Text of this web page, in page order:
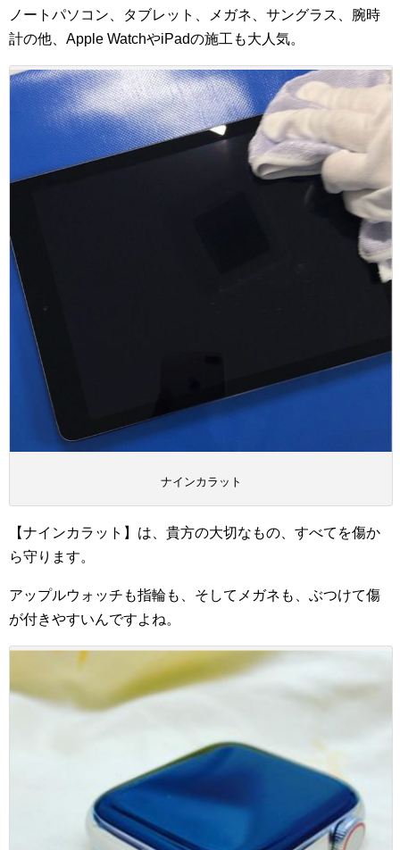
ノートパソコン、タブレット、メガネ、サングラス、腕時
計の他、Apple WatchやiPadの施工も大人気。
ナインカラット
【ナインカラット】は、貴方の大切なもの、すべてを傷か
ら守ります。
アップルウォッチも指輪も、そしてメガネも、ぶつけて傷
が付きやすいんですよね。